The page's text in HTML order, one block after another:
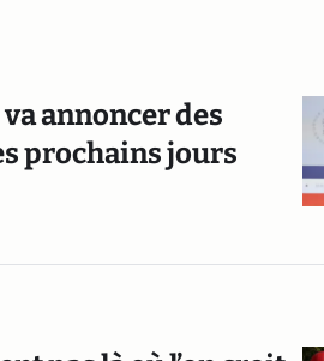
annoncer des
prochains jours